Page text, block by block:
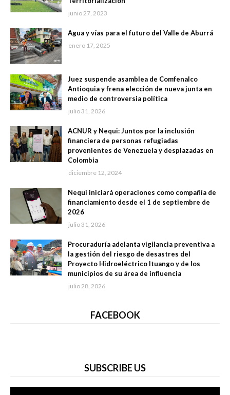
junio 27, 2023
Agua y vías para el futuro del Valle de Aburrá
enero 17, 2025
Juez suspende asamblea de Comfenalco
Antioquia y frena elección de nueva junta en
medio de controversia política
julio 31, 2026
ACNUR y Nequi: Juntos por la inclusión
financiera de personas refugiadas
provenientes de Venezuela y desplazadas en
Colombia
diciembre 12, 2024
Nequi iniciará operaciones como compañía de
financiamiento desde el 1 de septiembre de
2026
julio 31, 2026
Procuraduría adelanta vigilancia preventiva a
la gestión del riesgo de desastres del
Proyecto Hidroeléctrico Ituango y de los
municipios de su área de influencia
julio 28, 2026
FACEBOOK
SUBSCRIBE US